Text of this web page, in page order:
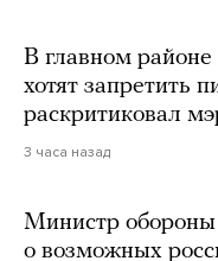
В главном
хотят запретить
раскритиковал
3 часа назад
Министр
о возможных